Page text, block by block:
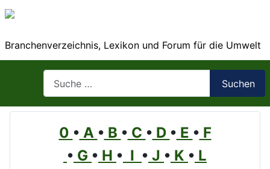
Branchenverzeichnis, Lexikon und Forum für die Umwelt
Suchen
0 • A • B • C • D • E • F
• G • H • I • J • K • L